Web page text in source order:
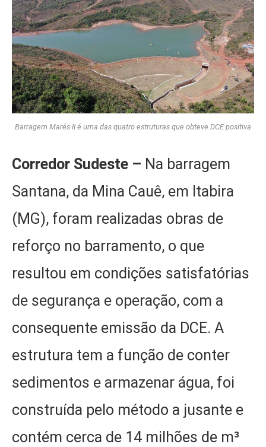
Barragem Marés II é uma das quatro estruturas que obteve DCE positiva
Corredor Sudeste – Na barragem
Santana, da Mina Cauê, em Itabira
(MG), foram realizadas obras de
reforço no barramento, o que
resultou em condições satisfatórias
de segurança e operação, com a
consequente emissão da DCE. A
estrutura tem a função de conter
sedimentos e armazenar água, foi
construída pelo método a jusante e
contém cerca de 14 milhões de m³